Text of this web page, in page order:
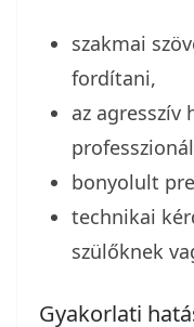
szakmai
fordítani,
az agresszív
bonyolult
technikai
szülőknek
Gyakorlati